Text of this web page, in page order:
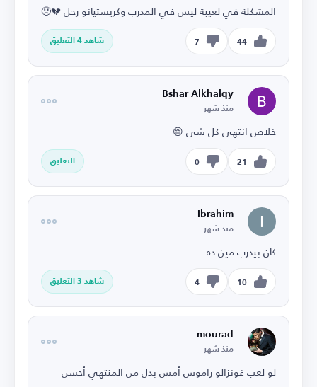
المشكلة في لعيبة ليس في المدرب وكريستيانو رحل 💔😞
44
7 شاهد 4 التعليق
Bshar Alkhalqy
منذ شهر
خلاص انتهى كل شي 😔
21
0 التعليق
Ibrahim
منذ شهر
كان بيدرب مين ده
10
4 شاهد 3 التعليق
mourad
منذ شهر
لو لعب غونزالو راموس أمس بدل من المنتهي أحسن